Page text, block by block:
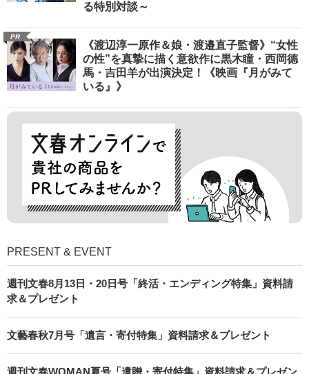
る特別対談～
PR
《渡辺淳一原作＆娘・渡邉直子監督》“女性
の性”を真摯に描く意欲作に黒木瞳・西岡德
馬・吉田羊が出演決定！《映画『月がみて
いる』》
PRESENT & EVENT
週刊文春8月13日・20日号「終活・エンディング特集」資料請
求＆プレゼント
文藝春秋7月号「遺言・寄付特集」資料請求＆プレゼント
週刊文春WOMAN夏号「遺贈・寄付特集」資料請求＆プレゼン